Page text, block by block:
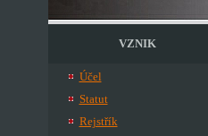
VZNIK
Účel
Statut
Rejstřík